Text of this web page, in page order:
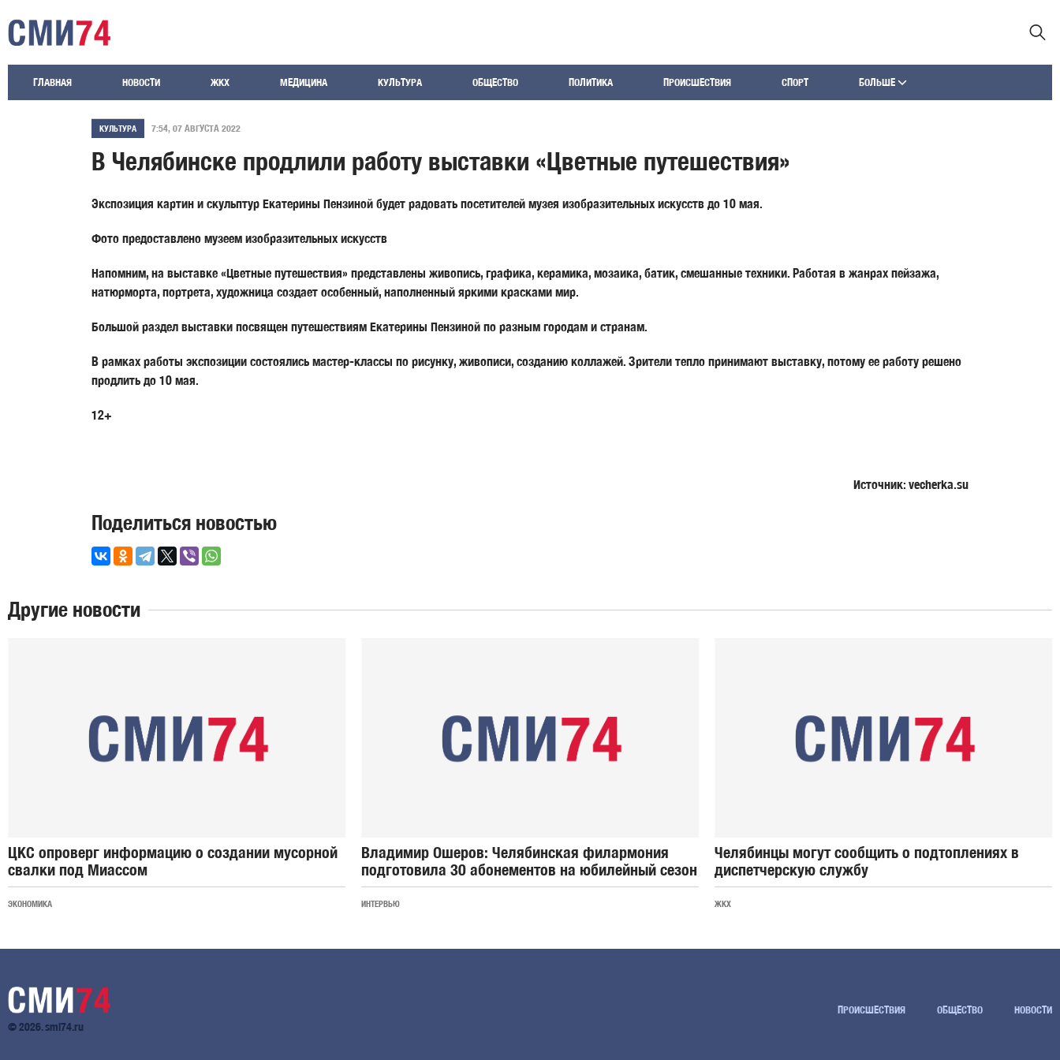
ГЛАВНАЯ НОВОСТИ ЖКХ МЕДИЦИНА КУЛЬТУРА ОБЩЕСТВО ПОЛИТИКА ПРОИСШЕСТВИЯ СПОРТ БОЛЬШЕ
КУЛЬТУРА 7:54, 07 АВГУСТА 2022
В Челябинске продлили работу выставки «Цветные путешествия»
Экспозиция картин и скульптур Екатерины Пензиной будет радовать посетителей музея изобразительных искусств до 10 мая.
Фото предоставлено музеем изобразительных искусств
Напомним, на выставке «Цветные путешествия» представлены живопись, графика, керамика, мозаика, батик, смешанные техники. Работая в жанрах пейзажа,
натюрморта, портрета, художница создает особенный, наполненный яркими красками мир.
Большой раздел выставки посвящен путешествиям Екатерины Пензиной по разным городам и странам.
В рамках работы экспозиции состоялись мастер-классы по рисунку, живописи, созданию коллажей. Зрители тепло принимают выставку, потому ее работу решено
продлить до 10 мая.
12+
Источник: vecherka.su
Поделиться новостью
Другие новости
ЦКС опроверг информацию о создании мусорной
свалки под Миассом
ЭКОНОМИКА
Владимир Ошеров: Челябинская филармония
подготовила 30 абонементов на юбилейный сезон
ИНТЕРВЬЮ
Челябинцы могут сообщить о подтоплениях в
диспетчерскую службу
ЖКХ
© 2026. smi74.ru
ПРОИСШЕСТВИЯ ОБЩЕСТВО НОВОСТИ